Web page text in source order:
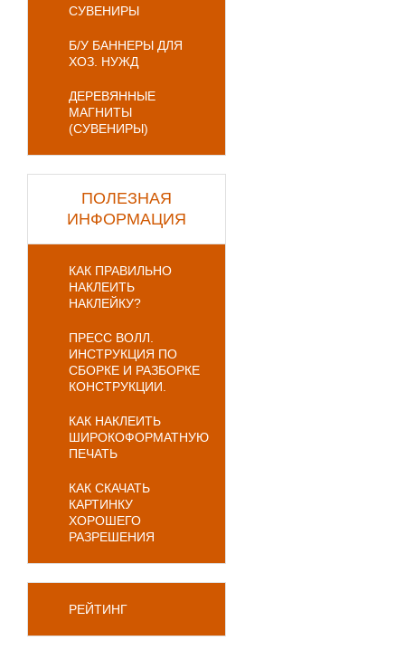
СУВЕНИРЫ
Б/У БАННЕРЫ ДЛЯ
ХОЗ. НУЖД
ДЕРЕВЯННЫЕ
МАГНИТЫ
(СУВЕНИРЫ)
ПОЛЕЗНАЯ
ИНФОРМАЦИЯ
КАК ПРАВИЛЬНО
НАКЛЕИТЬ
НАКЛЕЙКУ?
ПРЕСС ВОЛЛ.
ИНСТРУКЦИЯ ПО
СБОРКЕ И РАЗБОРКЕ
КОНСТРУКЦИИ.
КАК НАКЛЕИТЬ
ШИРОКОФОРМАТНУЮ
ПЕЧАТЬ
КАК СКАЧАТЬ
КАРТИНКУ
ХОРОШЕГО
РАЗРЕШЕНИЯ
РЕЙТИНГ